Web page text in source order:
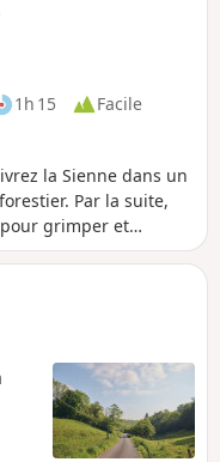
1h 15
Facile
la Sienne dans un
Par la suite,
grimper et
qui surmonte la
culminant.